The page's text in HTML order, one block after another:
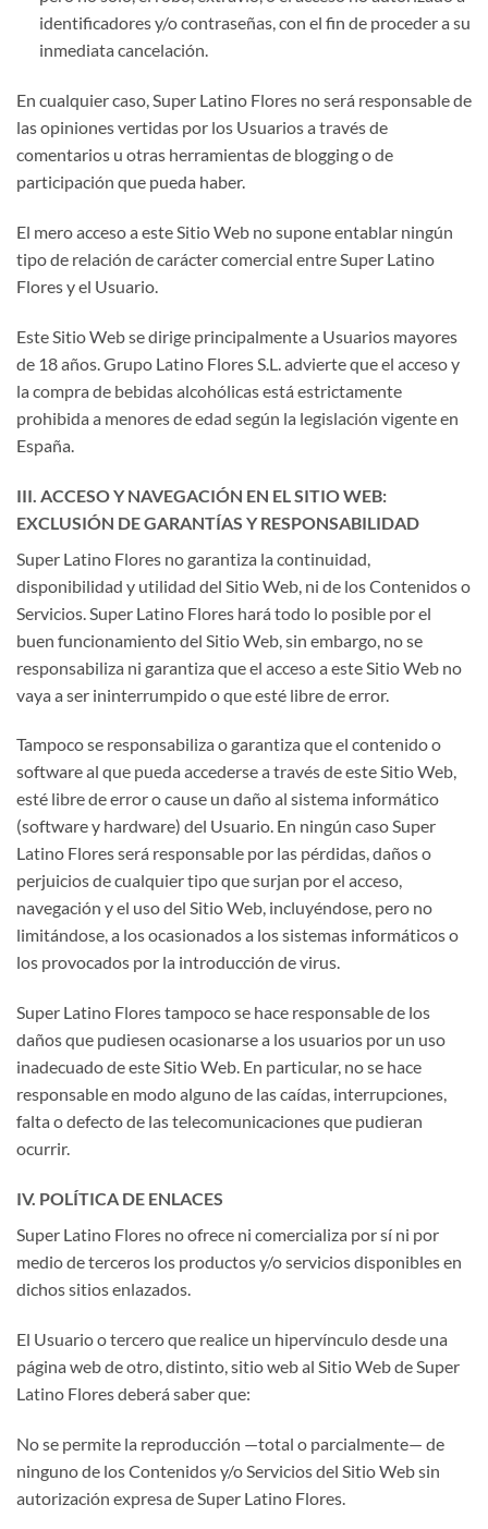
identificadores y/o contraseñas, con el fin de proceder a su
inmediata cancelación.
En cualquier caso, Super Latino Flores no será responsable de
las opiniones vertidas por los Usuarios a través de
comentarios u otras herramientas de blogging o de
participación que pueda haber.
El mero acceso a este Sitio Web no supone entablar ningún
tipo de relación de carácter comercial entre Super Latino
Flores y el Usuario.
Este Sitio Web se dirige principalmente a Usuarios mayores
de 18 años. Grupo Latino Flores S.L. advierte que el acceso y
la compra de bebidas alcohólicas está estrictamente
prohibida a menores de edad según la legislación vigente en
España.
III. ACCESO Y NAVEGACIÓN EN EL SITIO WEB:
EXCLUSIÓN DE GARANTÍAS Y RESPONSABILIDAD
Super Latino Flores no garantiza la continuidad,
disponibilidad y utilidad del Sitio Web, ni de los Contenidos o
Servicios. Super Latino Flores hará todo lo posible por el
buen funcionamiento del Sitio Web, sin embargo, no se
responsabiliza ni garantiza que el acceso a este Sitio Web no
vaya a ser ininterrumpido o que esté libre de error.
Tampoco se responsabiliza o garantiza que el contenido o
software al que pueda accederse a través de este Sitio Web,
esté libre de error o cause un daño al sistema informático
(software y hardware) del Usuario. En ningún caso Super
Latino Flores será responsable por las pérdidas, daños o
perjuicios de cualquier tipo que surjan por el acceso,
navegación y el uso del Sitio Web, incluyéndose, pero no
limitándose, a los ocasionados a los sistemas informáticos o
los provocados por la introducción de virus.
Super Latino Flores tampoco se hace responsable de los
daños que pudiesen ocasionarse a los usuarios por un uso
inadecuado de este Sitio Web. En particular, no se hace
responsable en modo alguno de las caídas, interrupciones,
falta o defecto de las telecomunicaciones que pudieran
ocurrir.
IV. POLÍTICA DE ENLACES
Super Latino Flores no ofrece ni comercializa por sí ni por
medio de terceros los productos y/o servicios disponibles en
dichos sitios enlazados.
El Usuario o tercero que realice un hipervínculo desde una
página web de otro, distinto, sitio web al Sitio Web de Super
Latino Flores deberá saber que:
No se permite la reproducción —total o parcialmente— de
ninguno de los Contenidos y/o Servicios del Sitio Web sin
autorización expresa de Super Latino Flores.